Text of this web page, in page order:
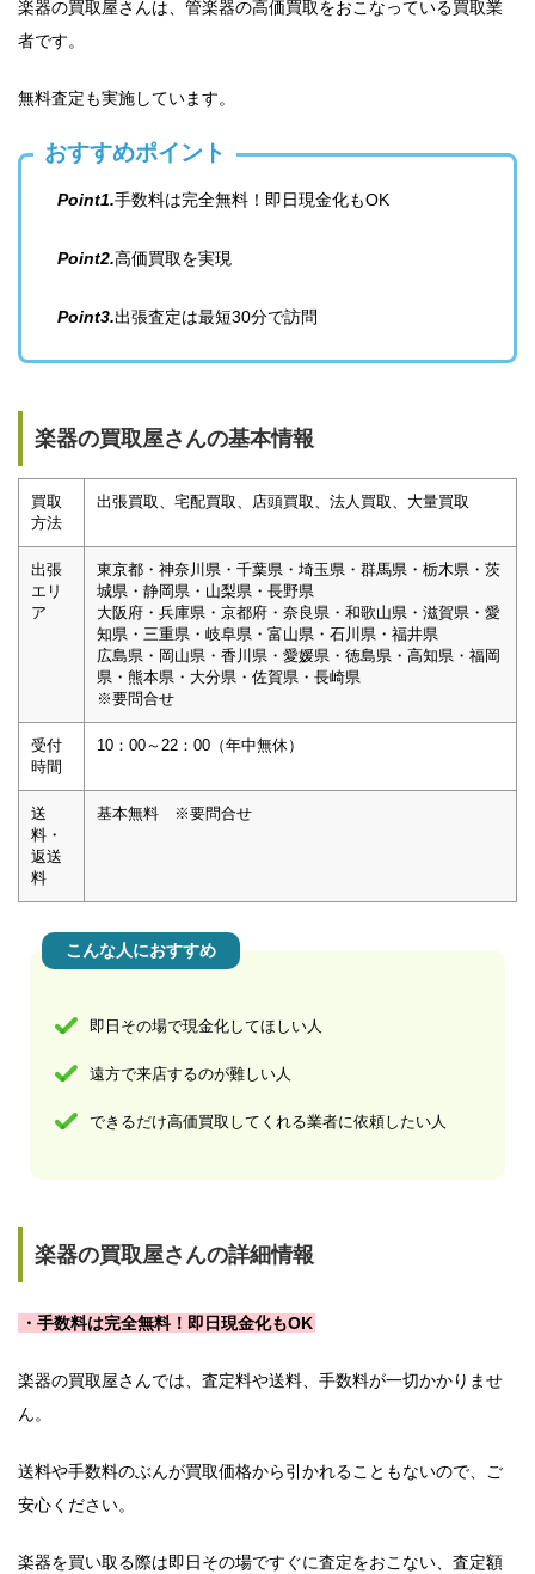
楽器の買取屋さんは、管楽器の高価買取をおこなっている買取業
者です。
無料査定も実施しています。
おすすめポイント
Point1.手数料は完全無料！即日現金化もOK
Point2.高価買取を実現
Point3.出張査定は最短30分で訪問
楽器の買取屋さんの基本情報
買取
方法
出張買取、宅配買取、店頭買取、法人買取、大量買取
出張
エリ
ア
東京都・神奈川県・千葉県・埼玉県・群馬県・栃木県・茨
城県・静岡県・山梨県・長野県
大阪府・兵庫県・京都府・奈良県・和歌山県・滋賀県・愛
知県・三重県・岐阜県・富山県・石川県・福井県
広島県・岡山県・香川県・愛媛県・徳島県・高知県・福岡
県・熊本県・大分県・佐賀県・長崎県
※要問合せ
受付
時間
10：00～22：00（年中無休）
送
料・
返送
料
基本無料 ※要問合せ
こんな人におすすめ
即日その場で現金化してほしい人
遠方で来店するのが難しい人
できるだけ高価買取してくれる業者に依頼したい人
楽器の買取屋さんの詳細情報
・手数料は完全無料！即日現金化もOK
楽器の買取屋さんでは、査定料や送料、手数料が一切かかりませ
ん。
送料や手数料のぶんが買取価格から引かれることもないので、ご
安心ください。
楽器を買い取る際は即日その場ですぐに査定をおこない、査定額